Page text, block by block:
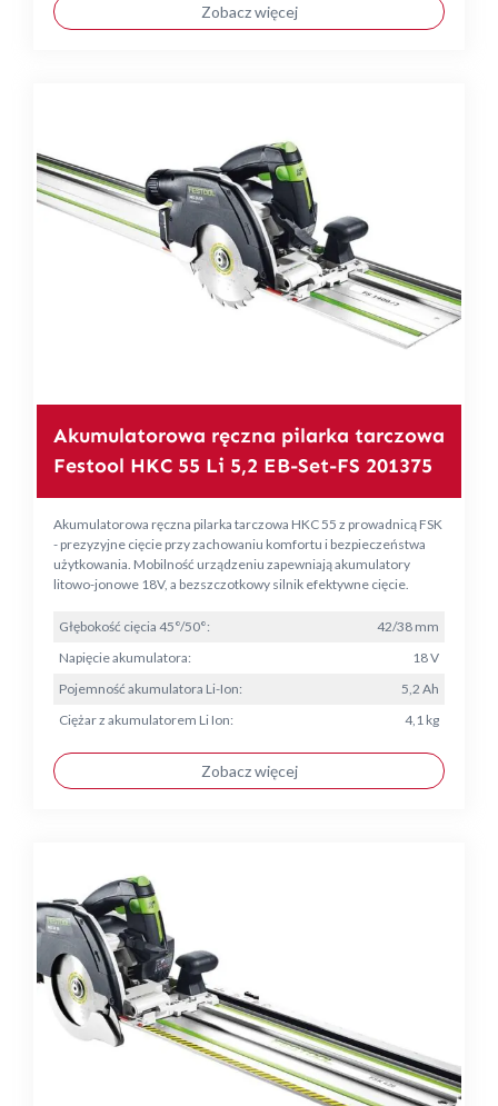
Zobacz więcej
Akumulatorowa ręczna pilarka tarczowa
Festool HKC 55 Li 5,2 EB-Set-FS 201375
Akumulatorowa ręczna pilarka tarczowa HKC 55 z prowadnicą FSK
- prezyzyjne cięcie przy zachowaniu komfortu i bezpieczeństwa
użytkowania. Mobilność urządzeniu zapewniają akumulatory
litowo-jonowe 18V, a bezszczotkowy silnik efektywne cięcie.
Głębokość cięcia 45°/50°:
42/38 mm
Napięcie akumulatora:
18 V
Pojemność akumulatora Li-Ion:
5,2 Ah
Ciężar z akumulatorem Li Ion:
4,1 kg
Zobacz więcej